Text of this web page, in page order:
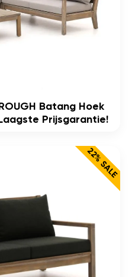
Batang Hoek
Prijsgarantie!
22% SALE